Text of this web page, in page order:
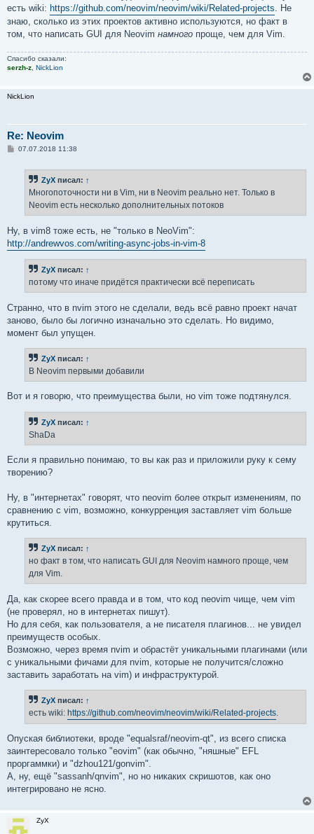
есть wiki: https://github.com/neovim/neovim/wiki/Related-projects . Не
знаю, сколько из этих проектов активно используются, но факт в
том, что написать GUI для Neovim намного проще, чем для Vim.
Спасибо сказали:
serzh-z NickLion
NickLion
Re: Neovim
С07.07.2018 11:38
ZyX писал: ↑
Многопоточности ни в Vim, ни в Neovim реально нет. Только в
Neovim есть несколько дополнительных потоков
Ну, в vim8 тоже есть, не "только в NeoVim":
http://andrewvos.com/writing-async-jobs-in-vim-8
ZyX писал: ↑
потому что иначе придётся практически всё переписать
Странно, что в nvim этого не сделали, ведь всё равно проект начат
заново, было бы логично изначально это сделать. Но видимо,
момент был упущен.
ZyX писал: ↑
В Neovim первыми добавили
Вот и я говорю, что преимущества были, но vim тоже подтянулся.
ZyX писал: ↑
ShaDa
Если я правильно понимаю, то вы как раз и приложили руку к сему
творению?
Ну, в "интернетах" говорят, что neovim более открыт изменениям, по
сравнению с vim, возможно, конкурренция заставляет vim больше
крутиться.
ZyX писал: ↑
но факт в том, что написать GUI для Neovim намного проще, чем
для Vim.
Да, как скорее всего правда и в том, что код neovim чище, чем vim
(не проверял, но в интернетах пишут).
Но для себя, как пользователя, а не писателя плагинов... не увидел
преимуществ особых.
Возможно, через время nvim и обрастёт уникальными плагинами (или
с уникальными фичами для nvim, которые не получится/сложно
заставить заработать на vim) и инфраструктурой.
ZyX писал: ↑
есть wiki: https://github.com/neovim/neovim/wiki/Related-projects.
Опуская библиотеки, вроде "equalsraf/neovim-qt", из всего списка
заинтересовало только "eovim" (как обычно, "няшные" EFL
проргаммки) и "dzhou121/gonvim".
А, ну, ещё "sassanh/qnvim", но но никаких скришотов, как оно
интегрировано не ясно.
ZyX